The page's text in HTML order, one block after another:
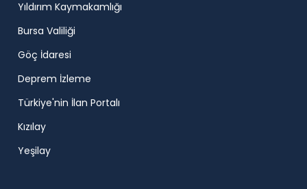
Yıldırım Kaymakamlığı
Bursa Valiliği
Göç İdaresi
Deprem İzleme
Türkiye'nin İlan Portalı
Kızılay
Yeşilay